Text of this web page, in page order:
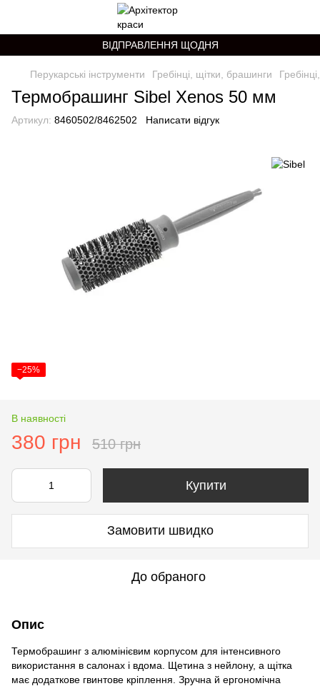
ВІДПРАВЛЕННЯ ЩОДНЯ
Перукарські інструменти Гребінці, щітки, брашинги
Термобрашинг Sibel Xenos 50 мм
Артикул: 8460502/8462502 Написати відгук
−25%
В наявності
380 грн 510 грн
Купити
Замовити швидко
До обраного
Опис
Термобрашинг з алюмінієвим корпусом для інтенсивного
використання в салонах і вдома. Щетина з нейлону, а щітка
має додаткове гвинтове кріплення. Зручна й ергономічна